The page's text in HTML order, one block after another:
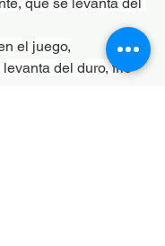
el juego,
del duro, frío